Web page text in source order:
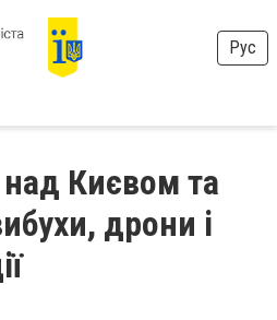
Рус
Києвом та
дрони і